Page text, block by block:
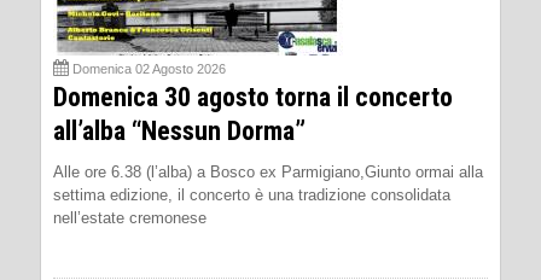
Domenica 02 Agosto 2026
Domenica 30 agosto torna il concerto
all’alba “Nessun Dorma”
Alle ore 6.38 (l’alba) a Bosco ex Parmigiano,Giunto ormai alla
settima edizione, il concerto è una tradizione consolidata
nell’estate cremonese